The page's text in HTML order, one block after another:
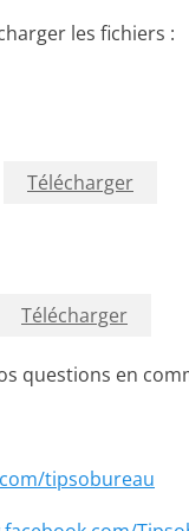
les fichiers :
Télécharger
Télécharger
questions en
tipsobureau